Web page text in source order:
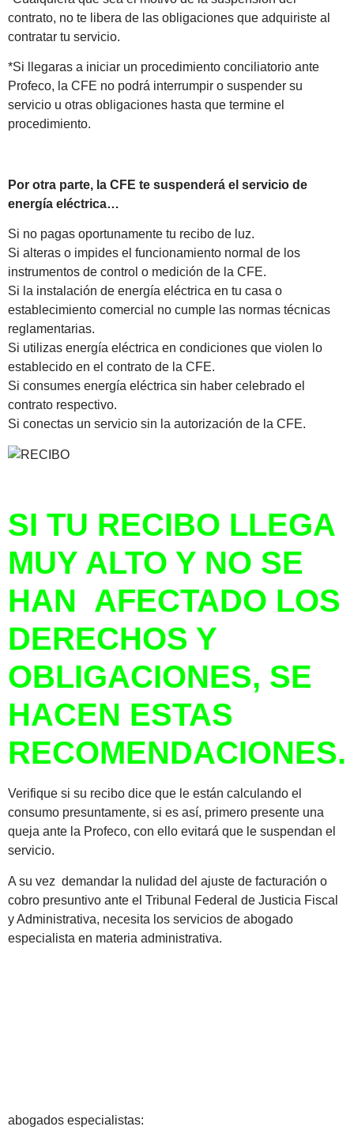
contrato, no te libera de las obligaciones que adquiriste al
contratar tu servicio.
*Si llegaras a iniciar un procedimiento conciliatorio ante
Profeco, la CFE no podrá interrumpir o suspender su
servicio u otras obligaciones hasta que termine el
procedimiento.
Por otra parte, la CFE te suspenderá el servicio de
energía eléctrica…
Si no pagas oportunamente tu recibo de luz.
Si alteras o impides el funcionamiento normal de los
instrumentos de control o medición de la CFE.
Si la instalación de energía eléctrica en tu casa o
establecimiento comercial no cumple las normas técnicas
reglamentarias.
Si utilizas energía eléctrica en condiciones que violen lo
establecido en el contrato de la CFE.
Si consumes energía eléctrica sin haber celebrado el
contrato respectivo.
Si conectas un servicio sin la autorización de la CFE.
SI TU RECIBO LLEGA
MUY ALTO Y NO SE
HAN AFECTADO LOS
DERECHOS Y
OBLIGACIONES, SE
HACEN ESTAS
RECOMENDACIONES.
Verifique si su recibo dice que le están calculando el
consumo presuntamente, si es así, primero presente una
queja ante la Profeco, con ello evitará que le suspendan el
servicio.
A su vez demandar la nulidad del ajuste de facturación o
cobro presuntivo ante el Tribunal Federal de Justicia Fiscal
y Administrativa, necesita los servicios de abogado
especialista en materia administrativa.
abogados especialistas: